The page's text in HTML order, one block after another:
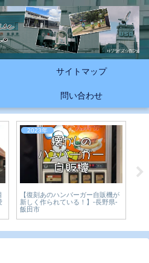
サイトマップ
問い合わせ
2023年
【復刻あのハンバーガー自販機が
新しく作られている！】-長野県-
飯田市